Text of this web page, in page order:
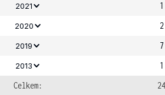
2021 1
2020 2
2019 7
2013
1
Celkem:
24